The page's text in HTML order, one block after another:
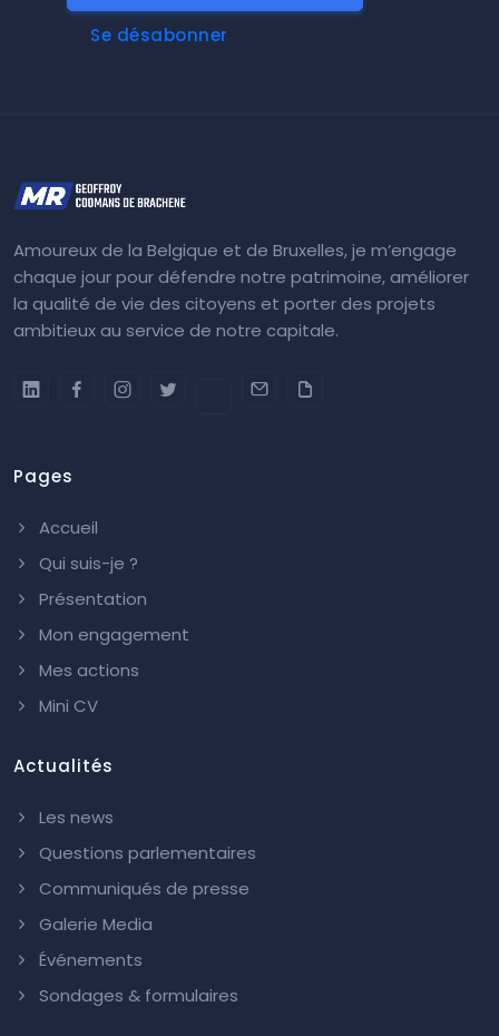
Se désabonner
Amoureux de la Belgique et de Bruxelles, je m’engage
chaque jour pour défendre notre patrimoine, améliorer
la qualité de vie des citoyens et porter des projets
ambitieux au service de notre capitale.
Pages
Accueil
Qui suis-je ?
Présentation
Mon engagement
Mes actions
Mini CV
Actualités
Les news
Questions parlementaires
Communiqués de presse
Galerie Media
Événements
Sondages & formulaires